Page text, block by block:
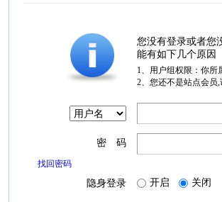
您没有登录或者您
能有如下几个原因
1、用户组权限：你所
2、您还不是站点会员
密 码
找回密码
隐身登录 开启 关闭